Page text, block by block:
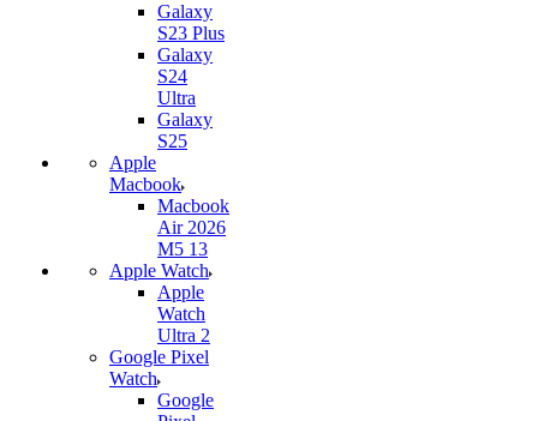
Galaxy
S23 Plus
Galaxy
S24
Ultra
Galaxy
S25
Apple
Macbook
Macbook
Air 2026
M5 13
Apple Watch
Apple
Watch
Ultra 2
Google Pixel
Watch
Google